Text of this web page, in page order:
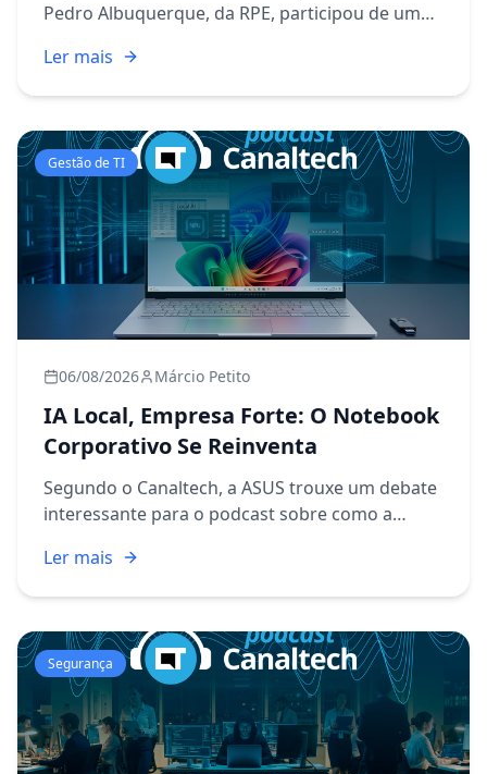
Pedro Albuquerque, da RPE, participou de um
parte da rotina de qualquer empresário
brasileiro, mesmo que ele ai...
Ler mais
Gestão de TI
06/08/2026 Márcio Petito
IA Local, Empresa Forte: O Notebook
Corporativo Se Reinventa
Segundo o Canaltech, a ASUS trouxe um debate
interessante para o podcast sobre como a
durabilidade, está redesenhando o conceito de
notebook corpora...
Ler mais
Segurança